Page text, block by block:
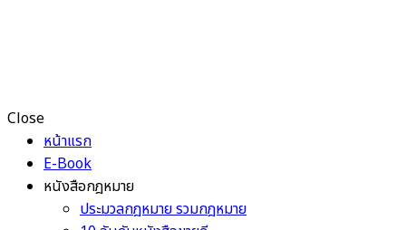
Close
หน้าแรก
E-Book
หนังสือกฎหมาย
ประมวลกฎหมาย รวมกฎหมาย